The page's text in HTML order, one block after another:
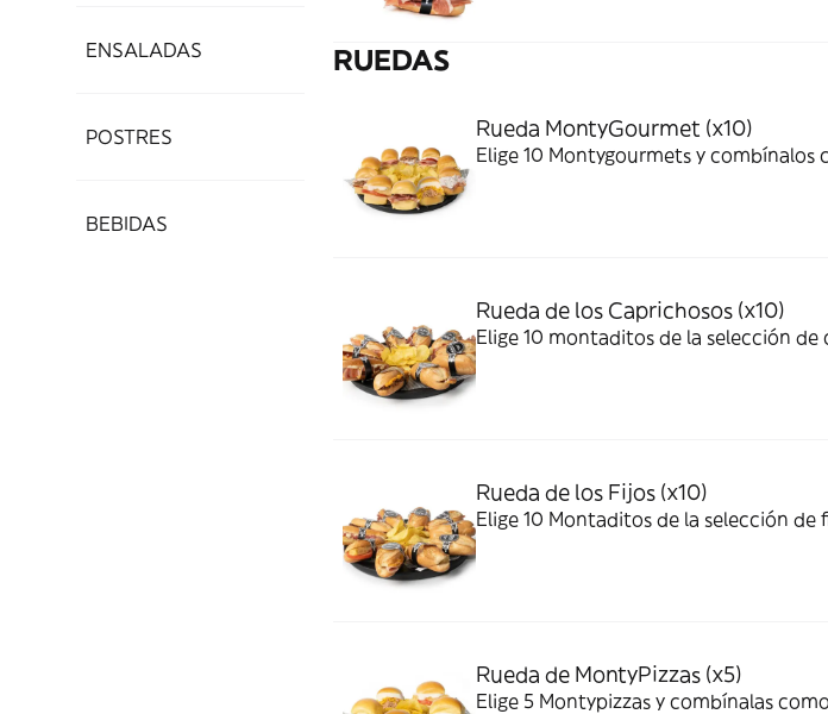
ENSALADAS
POSTRES
BEBIDAS
RUEDAS
Rueda MontyGourmet (x10)
Elige 10 Montygourmets y combínalos
Rueda de los Caprichosos (x10)
Elige 10 montaditos de la selección de
Rueda de los Fijos (x10)
Elige 10 Montaditos de la selección de
Rueda de MontyPizzas (x5)
Elige 5 Montypizzas y combínalas